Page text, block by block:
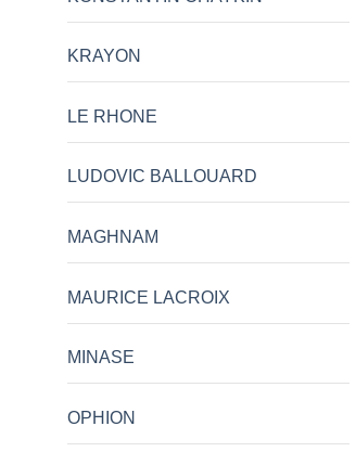
KRAYON
LE RHONE
LUDOVIC BALLOUARD
MAGHNAM
MAURICE LACROIX
MINASE
OPHION
39 GREEN
価
格
¥260,000
–
¥282,500
LE RHONE MOON 41mm SS
ブランド: